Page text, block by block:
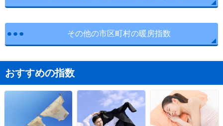
その他の市区町村の暖房指数
おすすめの指数